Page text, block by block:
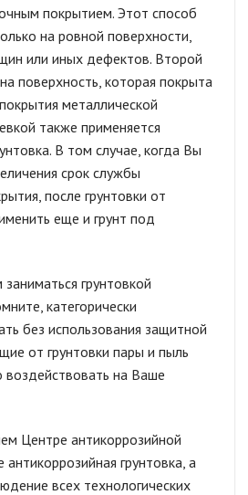
покрытием. Этот способ
на ровной поверхности,
или иных дефектов. Второй
поверхность, которая покрыта
металлической
также применяется
В том случае, когда Вы
срок службы
после грунтовки от
еще и грунт под
грунтовкой
категорически
без использования защитной
от грунтовки пары и пыль
воздействовать на Ваше
Центре антикоррозийной
грунтовка, а
всех технологических